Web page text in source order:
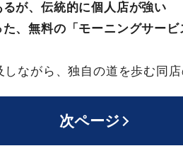
るが、伝統的に個人店が強い
た、無料の「モーニングサー
ながら、独自の道を歩む同店
次ページ